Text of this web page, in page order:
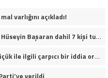
varlığını açıkladı!
Ahbap soruşturmasında iş insanı Hüseyin Başaran dahil 7 kişi tutuklandı.
Gözaltına alınan gazeteci Cem Küçük ile ilgili çarpıcı bir iddia ortaya atıldı.